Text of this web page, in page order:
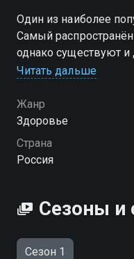
Один из наиболее
Самый
однако существуют
рецепты, в которых
витаминов
Посмотреть онлайн 1
вы можете
Читать дальше
Жанр
Здоровье
Страна
Россия
Сезоны и
Сезон 1